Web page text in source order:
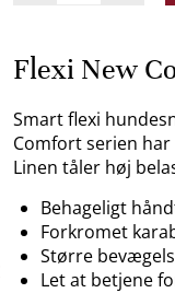
Flexi New
Smart flexi
Comfort serien
Linen tåler høj
Behageligt
Forkromet
Større
Let at betjene